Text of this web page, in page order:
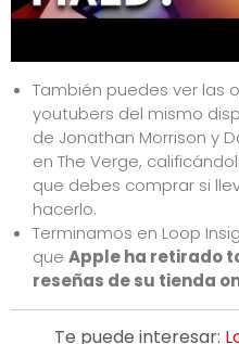
También puedes ver las
youtubers del mismo
de Jonathan Morrison y
en The Verge,
que debes comprar si
hacerlo.
Terminamos en Loop
que Apple ha retirado
reseñas de su tienda
Te puede interesar: